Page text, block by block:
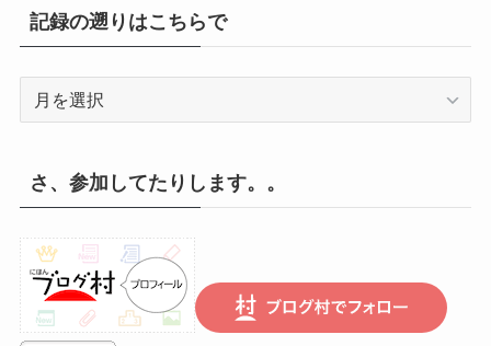
記録の遡りはこちらで
り
こ
ち
ら
で
さ、参加してたりします。。